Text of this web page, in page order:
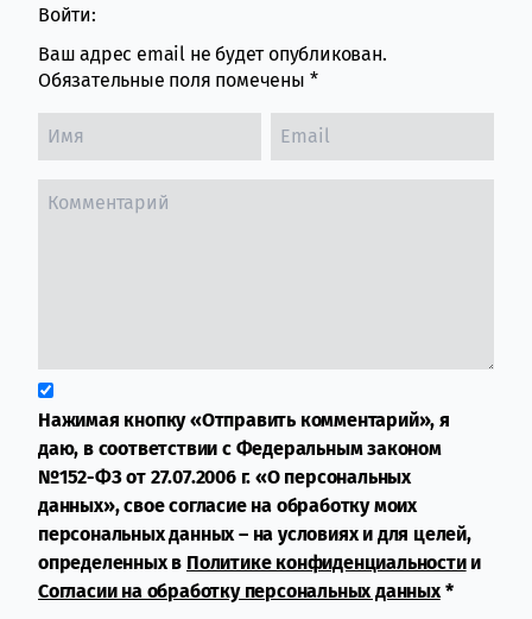
Войти:
Ваш адрес email не будет опубликован.
Обязательные поля помечены *
Нажимая кнопку «Отправить комментарий», я
даю, в соответствии с Федеральным законом
№152-ФЗ от 27.07.2006 г. «О персональных
данных», свое согласие на обработку моих
персональных данных – на условиях и для целей,
определенных в Политике конфиденциальностии
Согласии на обработку персональных данных*